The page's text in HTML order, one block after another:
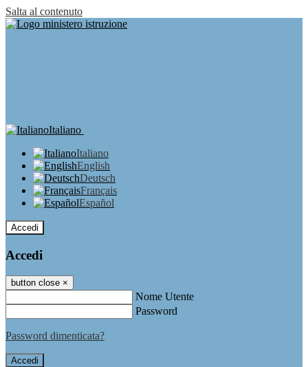
Salta al contenuto
Italiano
Italiano
English
Deutsch
Français
Español
Accedi
Accedi
button close ×
Nome Utente
Password
Password dimenticata?